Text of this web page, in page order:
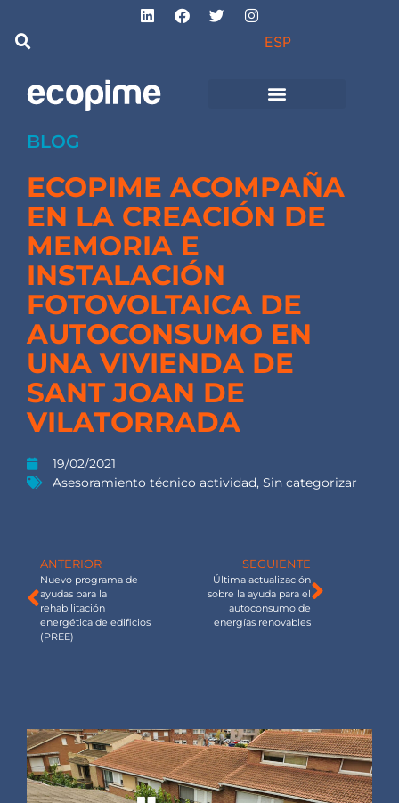
ESP
BLOG
ECOPIME ACOMPAÑA
EN LA CREACIÓN DE
MEMORIA E
INSTALACIÓN
FOTOVOLTAICA DE
AUTOCONSUMO EN
UNA VIVIENDA DE
SANT JOAN DE
VILATORRADA
19/02/2021
Asesoramiento técnico actividad, Sin categorizar
ANTERIOR
Nuevo programa de
ayudas para la
rehabilitación
energética de edificios
(PREE)
SEGUIENTE
Última actualización
sobre la ayuda para el
autoconsumo de
energías renovables